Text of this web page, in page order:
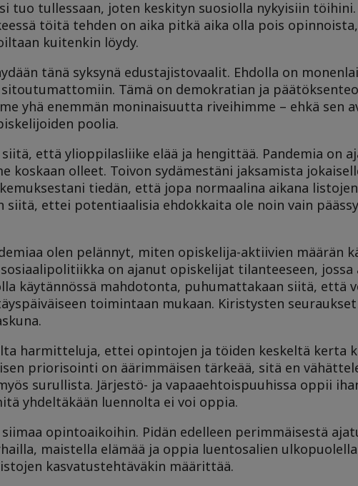
tuo tullessaan, joten keskityn suosiolla nykyisiin töihini.
töitä tehden on aika pitkä aika olla pois
kuitenkin löydy.
tänä syksynä edustajistovaalit. Ehdolla on
Tämä on demokratian ja
yhä enemmän moninaisuutta riveihimme – ehkä sen
poolia.
että ylioppilasliike elää ja hengittää. Pandemia on
koskaan olleet. Toivon sydämestäni jaksamista
tiedän, että jopa normaalina aikana
ettei potentiaalisia ehdokkaita ole noin vain
olen pelännyt, miten opiskelija-aktiivien määrän
on ajanut opiskelijat tilanteeseen, jossa
käytännössä mahdotonta, puhumattakaan siitä, että
toimintaan mukaan. Kiristysten
harmitteluja, ettei opintojen ja töiden keskeltä kerta
priorisointi on äärimmäisen tärkeää, sitä en
surullista. Järjestö- ja vapaaehtoispuuhissa oppii
yhdeltäkään luennolta ei voi oppia.
opintoaikoihin. Pidän edelleen perimmäisestä
maistella elämää ja oppia luentosalien
kasvatustehtäväkin määrittää.